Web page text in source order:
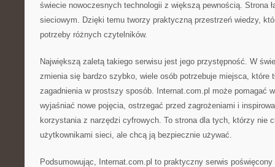
świecie nowoczesnych technologii z większą pewnością. Strona
sieciowym. Dzięki temu tworzy praktyczną przestrzeń wiedzy,
potrzeby różnych czytelników.
Największą zaletą takiego serwisu jest jego przystępność. W
zmienia się bardzo szybko, wiele osób potrzebuje miejsca, które
zagadnienia w prostszy sposób. Internat.com.pl może pomagać
wyjaśniać nowe pojęcia, ostrzegać przed zagrożeniami i
korzystania z narzędzi cyfrowych. To strona dla tych, którzy nie
użytkownikami sieci, ale chcą ją bezpiecznie używać.
Podsumowując, Internat.com.pl to praktyczny serwis